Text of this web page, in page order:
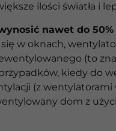
ilości światła i
nawet do 50%
w oknach,
(to
kiedy do
(z
dom z